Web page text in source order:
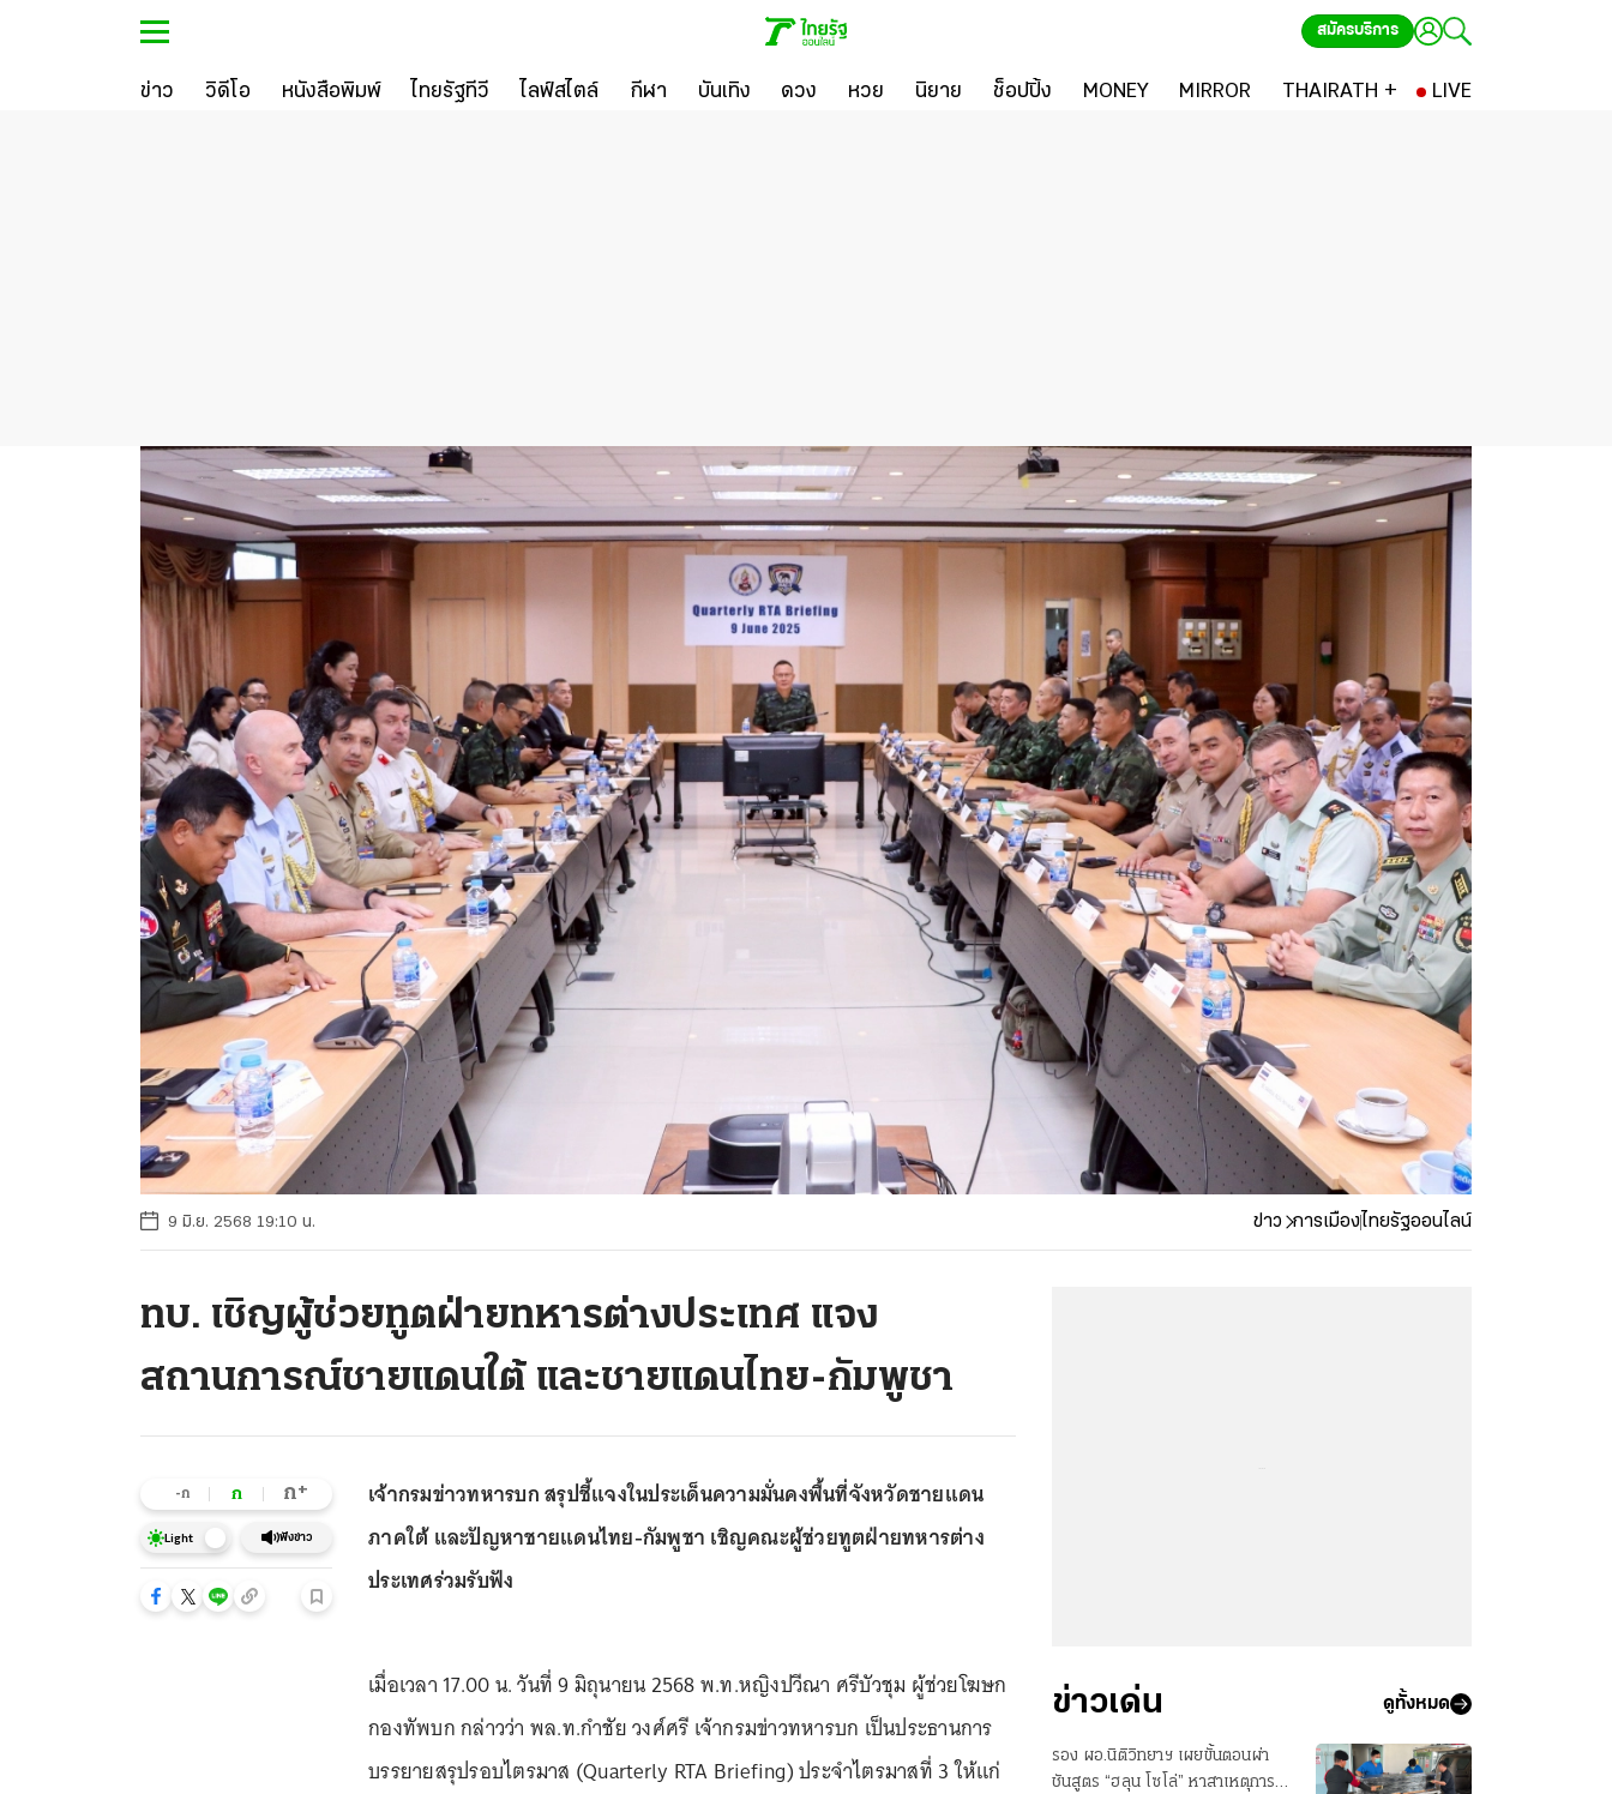
สมัครบริการ
ข่าว วิดีโอ หนังสือพิมพ์ ไทยรัฐทีวี ไลฟ์สไตล์ กีฬา บันเทิง ดวง หวย นิยาย ช็อปปิ้ง MONEY MIRROR THAIRATH + LIVE
9 มิ.ย. 2568 19:10 น. ข่าว การเมืองไทยรัฐออนไลน์
ทบ. เชิญผู้ช่วยทูตฝ่ายทหารต่างประเทศ แจง
สถานการณ์ชายแดนใต้ และชายแดนไทย-กัมพูชา
-ก ก ก+
Light ฟังข่าว
เจ้ากรมข่าวทหารบก สรุปชี้แจงในประเด็นความมั่นคงพื้นที่จังหวัดชายแดน
ภาคใต้ และปัญหาชายแดนไทย-กัมพูชา เชิญคณะผู้ช่วยทูตฝ่ายทหารต่าง
ประเทศร่วมรับฟัง
เมื่อเวลา 17.00 น. วันที่ 9 มิถุนายน 2568 พ.ท.หญิงปวีณา ศรีบัวชุม ผู้ช่วยโฆษก
กองทัพบก กล่าวว่า พล.ท.กำชัย วงศ์ศรี เจ้ากรมข่าวทหารบก เป็นประธานการ
บรรยายสรุปรอบไตรมาส (Quarterly RTA Briefing) ประจำไตรมาสที่ 3 ให้แก่
ข่าวเด่น ดูทั้งหมด
รอง ผอ.นิติวิทยาฯ เผยขั้นตอนผ่า
ชันสูตร “ฮลุน โซโล่” หาสาเหตุการ